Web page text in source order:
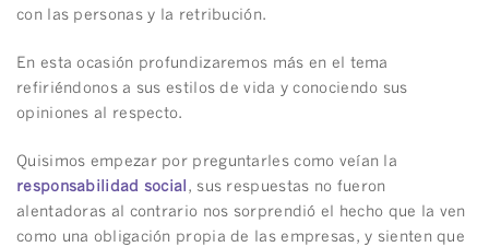
con las personas y la retribución.
En esta ocasión profundizaremos más en el tema
refiriéndonos a sus estilos de vida y conociendo sus
opiniones al respecto.
Quisimos empezar por preguntarles como veían la
responsabilidad social , sus respuestas no fueron
alentadoras al contrario nos sorprendió el hecho que la ven
como una obligación propia de las empresas, y sienten que